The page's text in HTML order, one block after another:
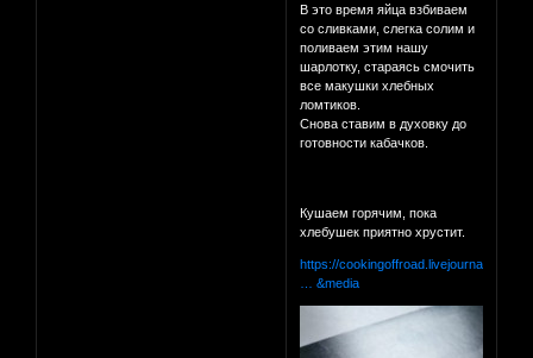
В это время яйца взбиваем
со сливками, слегка солим и
поливаем этим нашу
шарлотку, стараясь смочить
все макушки хлебных
ломтиков.
Снова ставим в духовку до
готовности кабачков.
Кушаем горячим, пока
хлебушек приятно хрустит.
https://cookingoffroad.livejournal.com/
… &media